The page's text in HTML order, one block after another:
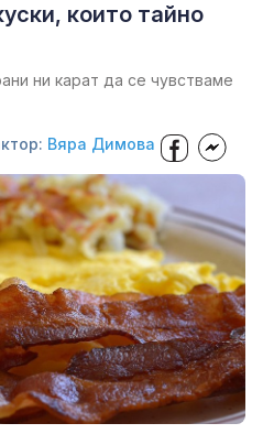
които тайно
ни карат да се чувстваме
Вяра Димова